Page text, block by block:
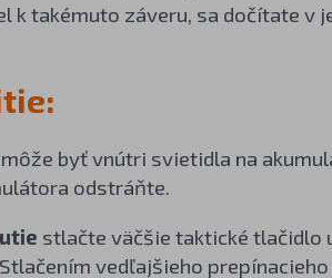
k takémuto záveru, sa dočítate v
byť vnútri svietidla na
odstráňte.
stlačte väčšie taktické tlačidlo
vedľajšieho